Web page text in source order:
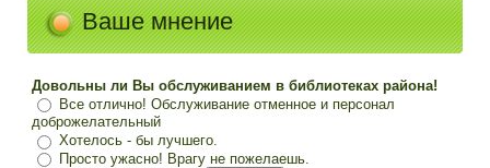
Ваше мнение
Довольны ли Вы обслуживанием в библиотеках района!
Все отлично! Обслуживание отменное и персонал
доброжелательный
Хотелось - бы лучшего.
Просто ужасно! Врагу не пожелаешь.